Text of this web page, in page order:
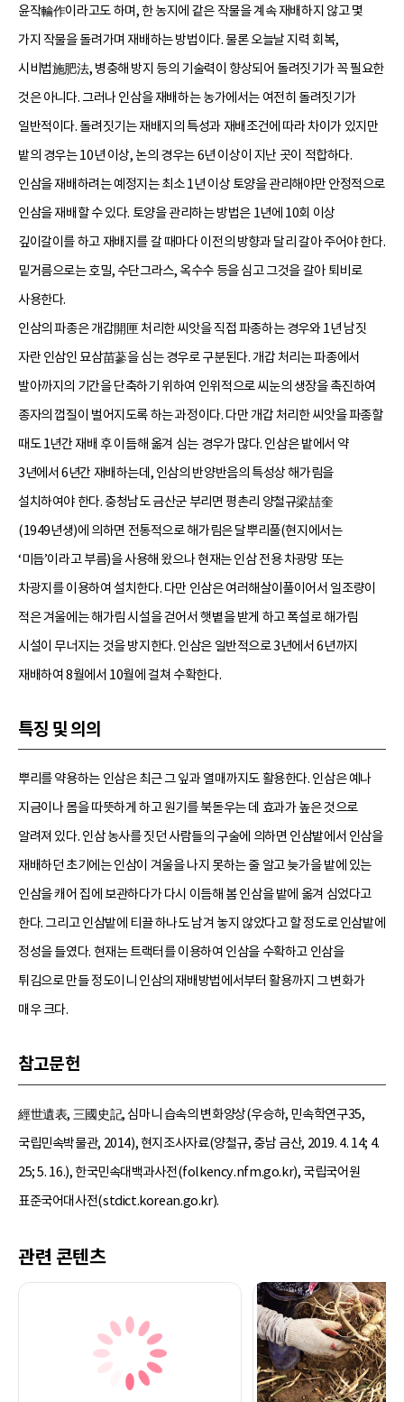
윤작輪作이라고도 하며, 한 농지에 같은 작물을 계속 재배하지 않고 몇
가지 작물을 돌려가며 재배하는 방법이다. 물론 오늘날 지력 회복,
시비법施肥法, 병충해 방지 등의 기술력이 향상되어 돌려짓기가 꼭 필요한
것은 아니다. 그러나 인삼을 재배하는 농가에서는 여전히 돌려짓기가
일반적이다. 돌려짓기는 재배지의 특성과 재배조건에 따라 차이가 있지만
밭의 경우는 10년 이상, 논의 경우는 6년 이상이 지난 곳이 적합하다.
인삼을 재배하려는 예정지는 최소 1년 이상 토양을 관리해야만 안정적으로
인삼을 재배할 수 있다. 토양을 관리하는 방법은 1년에 10회 이상
깊이갈이를 하고 재배지를 갈 때마다 이전의 방향과 달리 갈아 주어야 한다.
밑거름으로는 호밀, 수단그라스, 옥수수 등을 심고 그것을 갈아 퇴비로
사용한다.
인삼의 파종은 개갑開匣 처리한 씨앗을 직접 파종하는 경우와 1년 남짓
자란 인삼인 묘삼苗蔘을 심는 경우로 구분된다. 개갑 처리는 파종에서
발아까지의 기간을 단축하기 위하여 인위적으로 씨눈의 생장을 촉진하여
종자의 껍질이 벌어지도록 하는 과정이다. 다만 개갑 처리한 씨앗을 파종할
때도 1년간 재배 후 이듬해 옮겨 심는 경우가 많다. 인삼은 밭에서 약
3년에서 6년간 재배하는데, 인삼의 반양반음의 특성상 해가림을
설치하여야 한다. 충청남도 금산군 부리면 평촌리 양철규梁喆奎
(1949년생)에 의하면 전통적으로 해가림은 달뿌리풀(현지에서는
‘미듭’이라고 부름)을 사용해 왔으나 현재는 인삼 전용 차광망 또는
차광지를 이용하여 설치한다. 다만 인삼은 여러해살이풀이어서 일조량이
적은 겨울에는 해가림 시설을 걷어서 햇볕을 받게 하고 폭설로 해가림
시설이 무너지는 것을 방지한다. 인삼은 일반적으로 3년에서 6년까지
재배하여 8월에서 10월에 걸쳐 수확한다.
특징 및 의의
뿌리를 약용하는 인삼은 최근 그 잎과 열매까지도 활용한다. 인삼은 예나
지금이나 몸을 따뜻하게 하고 원기를 북돋우는 데 효과가 높은 것으로
알려져 있다. 인삼 농사를 짓던 사람들의 구술에 의하면 인삼밭에서 인삼을
재배하던 초기에는 인삼이 겨울을 나지 못하는 줄 알고 늦가을 밭에 있는
인삼을 캐어 집에 보관하다가 다시 이듬해 봄 인삼을 밭에 옮겨 심었다고
한다. 그리고 인삼밭에 티끌 하나도 남겨 놓지 않았다고 할 정도로 인삼밭에
정성을 들였다. 현재는 트랙터를 이용하여 인삼을 수확하고 인삼을
튀김으로 만들 정도이니 인삼의 재배방법에서부터 활용까지 그 변화가
매우 크다.
참고문헌
經世遺表, 三國史記, 심마니 습속의 변화양상(우승하, 민속학연구35,
국립민속박물관, 2014), 현지조사자료(양철규, 충남 금산, 2019. 4. 14; 4.
25; 5. 16.), 한국민속대백과사전(folkency.nfm.go.kr), 국립국어원
표준국어대사전(stdict.korean.go.kr).
관련 콘텐츠